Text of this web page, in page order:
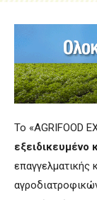
Το «AGRIFOOD
εξειδικευμένο
επαγγελματικής